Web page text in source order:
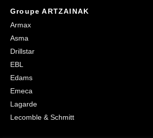
Groupe ARTZAINAK
Armax
Asma
Drillstar
EBL
Edams
Emeca
Lagarde
Lecomble & Schmitt